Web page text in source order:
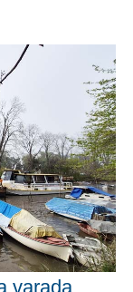
varada